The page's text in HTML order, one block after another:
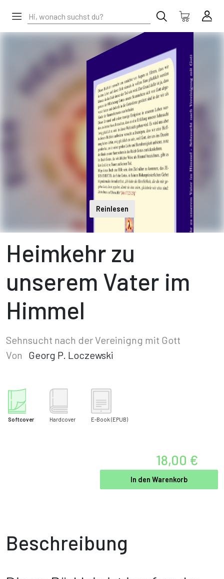
Reinlesen
Heimkehr zu
unserem Vater im
Himmel
Sehnsucht nach der Vereinigng mit Gott
Von
Georg P. Loczewski
Softcover Hardcover E-Book (EPUB)
18,00 €
In den Warenkorb
Beschreibung